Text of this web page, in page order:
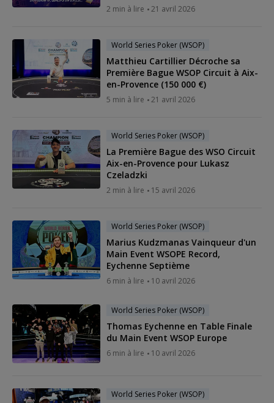
2 min à lire 21 avril 2026
World Series Poker (WSOP)
Matthieu Cartillier Décroche sa
Première Bague WSOP Circuit à Aix-
en-Provence (150 000 €)
5 min à lire 21 avril 2026
World Series Poker (WSOP)
La Première Bague des WSO Circuit
Aix-en-Provence pour Lukasz
Czeladzki
2 min à lire 15 avril 2026
World Series Poker (WSOP)
Marius Kudzmanas Vainqueur d'un
Main Event WSOPE Record,
Eychenne Septième
6 min à lire 10 avril 2026
World Series Poker (WSOP)
Thomas Eychenne en Table Finale
du Main Event WSOP Europe
6 min à lire 10 avril 2026
World Series Poker (WSOP)